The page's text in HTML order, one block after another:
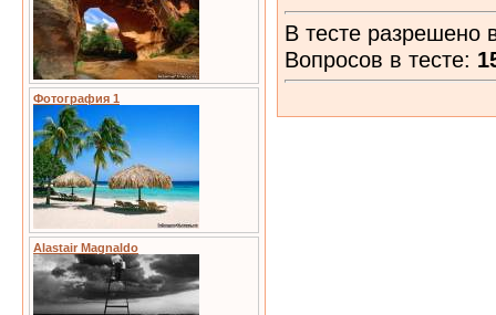
Фотография 1
Alastair Magnaldo
В тесте разрешено
Вопросов в тесте: